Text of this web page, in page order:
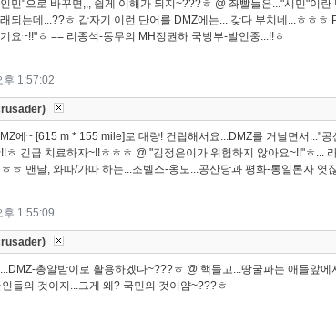
민"으로 바꾸면,,, 쉽게 이해가 되지~???ㅎ @ 좌빨들은..."시민"이
되는데...??ㅎ 갑자기 이런 단어를 DMZ에는... 갖다 부치네...ㅎㅎㅎ
요~!!"ㅎ == 리종석-동무의 MH정권하 국방부-발언중...!!ㅎ
1:57:02
에~ [615 m * 155 mile]로 대량! 건립해서요...DMZ를 거닐면서..."
ㅎ 긴급 치료하자~!!ㅎㅎㅎ @ "김정은이가 위험하지 않아요~!!"ㅎ...
ㅎ 맨날, 와따/가따 하는...조벨스-옹도...공산당과 평화-통일론자 엿
1:55:09
총알받이로 활용하겠다~???ㅎ @ 핵들고...땅굴파는 애들앞
들의 것이지...그게 왜? 국민의 것이얌~???ㅎ